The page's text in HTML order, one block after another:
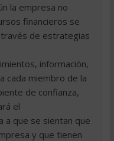
la empresa no
financieros se
de estrategias
información,
cada miembro de la
de confianza,
el
a que se sientan que
y que tienen